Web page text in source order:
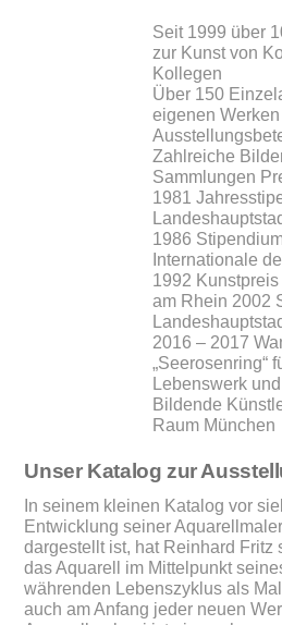
Seit 1999 über
zur Kunst von
Kollegen
Über 150
eigenen
Zahlreiche
Sammlungen
1981
1986
Internationale
1992
am Rhein 2002
2016 – 2017
„Seerosenring“
Lebenswerk
Bildende
Raum München
Unser Katalog zur
In seinem kleinen Katalog vor
Entwicklung seiner
dargestellt ist, hat Reinhard Fritz
das Aquarell im Mittelpunkt
währenden Lebenszyklus als
auch am Anfang jeder neuen